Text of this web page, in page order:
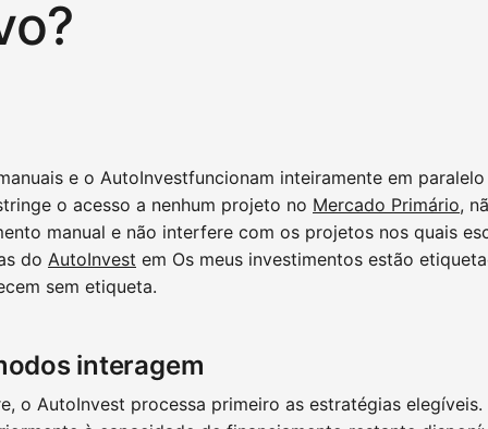
e o AutoInvestfuncionam inteiramente em
o acesso a nenhum projeto no Mercado Primário,
manual e não interfere com os projetos nos quais
do AutoInvest em Os meus investimentos estão
sem etiqueta.
interagem
o AutoInvest processa primeiro as estratégias